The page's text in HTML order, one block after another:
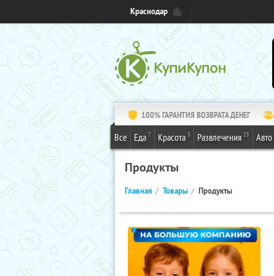
Краснодар
100% ГАРАНТИЯ ВОЗВРАТА ДЕНЕГ
Все Еда 7 Красота 3 Развлечения 25 Авто
Продукты
Главная Товары Продукты